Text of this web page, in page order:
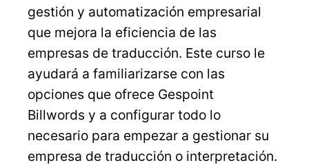
gestión y automatización empresarial
que mejora la eficiencia de las
empresas de traducción. Este curso le
ayudará a familiarizarse con las
opciones que ofrece Gespoint
Billwords y a configurar todo lo
necesario para empezar a gestionar su
empresa de traducción o interpretación.